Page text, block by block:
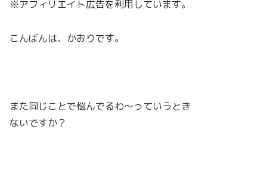
※アフィリエイト広告を利用しています。
こんばんは、かおりです。
また同じことで悩んでるわ〜っていうとき
ないですか？